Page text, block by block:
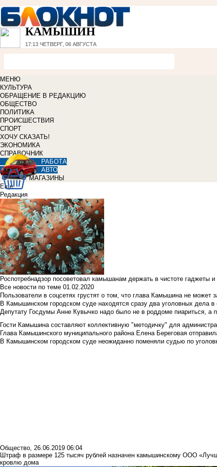
КАМЫШИН
17:13 ЧЕТВЕРГ, 06 АВГУСТА
МЕНЮ
КУЛЬТУРА
ОБРАЩЕНИЕ В РЕДАКЦИЮ
ОБЩЕСТВО
ПОЛИТИКА
ПРОИСШЕСТВИЯ
СПОРТ
ХОЧУ СКАЗАТЬ!
ЭКОНОМИКА
СПРАВОЧНИК
РАБОТА
АВТО
МАГАЗИНЫ
Еще
Редакция
Роспотребнадзор посоветовал камышанам держать в чистоте гаджеты
Все новости по теме 01.02.2020
Пользователи в соцсетях грустят о том, что глава Камышина не может
В Камышинском городском суде находятся сразу два уголовных дела
Депутату Госдумы Анне Кувычко надо было не в роддоме пиариться, а
Гости Камышина составляют коллективную "методичку" для
Глава Камышинского муниципального района Елена Береговая
В Камышинском городском суде неожиданно поменяли судью по
Общество, 26.06.2019 06:04
Штраф в размере 125 тысяч рублей назначен камышинскому ООО
кровлю дома